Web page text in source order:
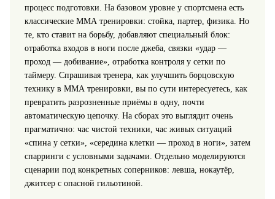
процесс подготовки. На базовом уровне у спортсмена есть
классические ММА тренировки: стойка, партер, физика. Но
те, кто ставит на борьбу, добавляют специальный блок:
отработка входов в ноги после джеба, связки «удар —
проход — добивание», отработка контроля у сетки по
таймеру. Спрашивая тренера, как улучшить борцовскую
технику в ММА тренировки, вы по сути интересуетесь, как
превратить разрозненные приёмы в одну, почти
автоматическую цепочку. На сборах это выглядит очень
прагматично: час чистой техники, час живых ситуаций
«спина у сетки», «середина клетки — проход в ноги», затем
спарринги с условными задачами. Отдельно моделируются
сценарии под конкретных соперников: левша, нокаутёр,
джитсер с опасной гильотиной.